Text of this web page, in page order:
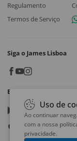
Regulamento
Termos de Serviço
Siga o James Lisboa
Baixe o App
Google play
App store
Uso de
Ao continuar
com a nossa
privacidade.